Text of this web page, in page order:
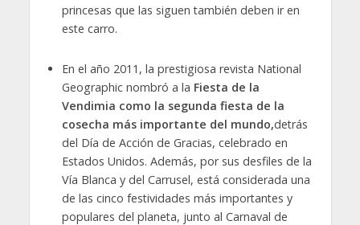
princesas que las siguen también deben ir en
este carro.
En el año 2011, la prestigiosa revista National
Geographic nombró a la Fiesta de la
Vendimia como la segunda fiesta de la
cosecha más importante del mundo,detrás
del Día de Acción de Gracias, celebrado en
Estados Unidos. Además, por sus desfiles de la
Vía Blanca y del Carrusel, está considerada una
de las cinco festividades más importantes y
populares del planeta, junto al Carnaval de